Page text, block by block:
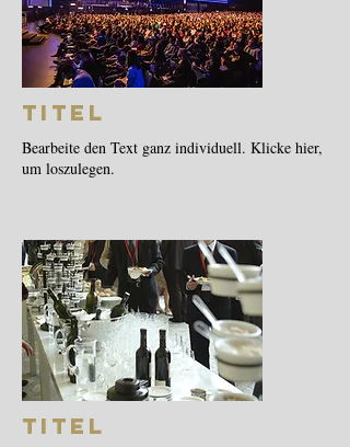
Titel
Bearbeite den Text ganz individuell. Klicke hier,
um loszulegen.
Titel